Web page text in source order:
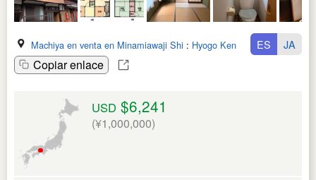
Machiya en venta en Minamiawaji Shi : Hyogo Ken
Copiar enlace
ES JA
USD $6,241
(¥1,000,000)